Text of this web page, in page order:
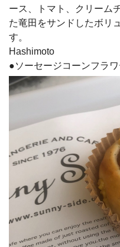
ース、トマト、クリーム
た竜田をサンドしたボリ
す。
Hashimoto
●ソーセージコーンフラワ